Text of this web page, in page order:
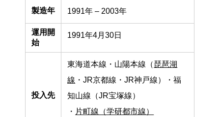
製造年 1991年 – 2003年
運用開
始
1991年4月30日
投入先
東海道本線・山陽本線（琵琶湖
線 ・JR京都線・JR神戸線）・福
知山線（JR宝塚線）
・ 片町線（学研都市線）